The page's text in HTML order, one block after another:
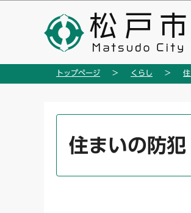
の
トップページ くらし
住まいの防犯